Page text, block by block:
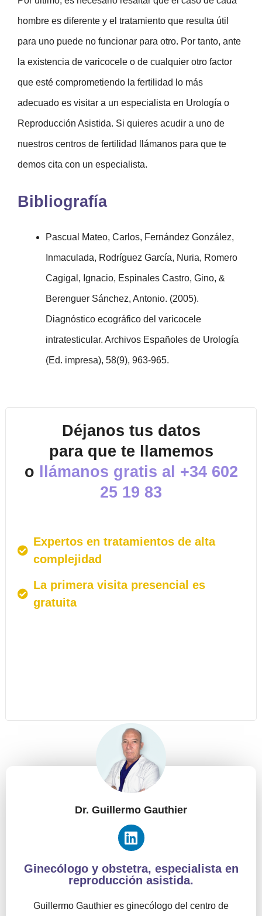
hombre es diferente y el tratamiento que resulta útil
para uno puede no funcionar para otro. Por tanto, ante
la existencia de varicocele o de cualquier otro factor
que esté comprometiendo la fertilidad lo más
adecuado es visitar a un especialista en Urología o
Reproducción Asistida. Si quieres acudir a uno de
nuestros centros de fertilidad llámanos para que te
demos cita con un especialista.
Bibliografía
Pascual Mateo, Carlos, Fernández González,
Inmaculada, Rodríguez García, Nuria, Romero
Cagigal, Ignacio, Espinales Castro, Gino, &
Berenguer Sánchez, Antonio. (2005).
Diagnóstico ecográfico del varicocele
intratesticular. Archivos Españoles de Urología
(Ed. impresa), 58(9), 963-965.
Déjanos tus datos
para que te llamemos
o llámanos gratis al +34 602
25 19 83
Expertos en tratamientos de alta
complejidad
La primera visita presencial es
gratuita
Dr. Guillermo Gauthier
Ginecólogo y obstetra, especialista en
reproducción asistida.
Guillermo Gauthier es ginecólogo del centro de